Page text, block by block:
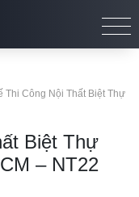
Thi Công Nội Thất Biệt Thự
Biệt Thự
– NT22